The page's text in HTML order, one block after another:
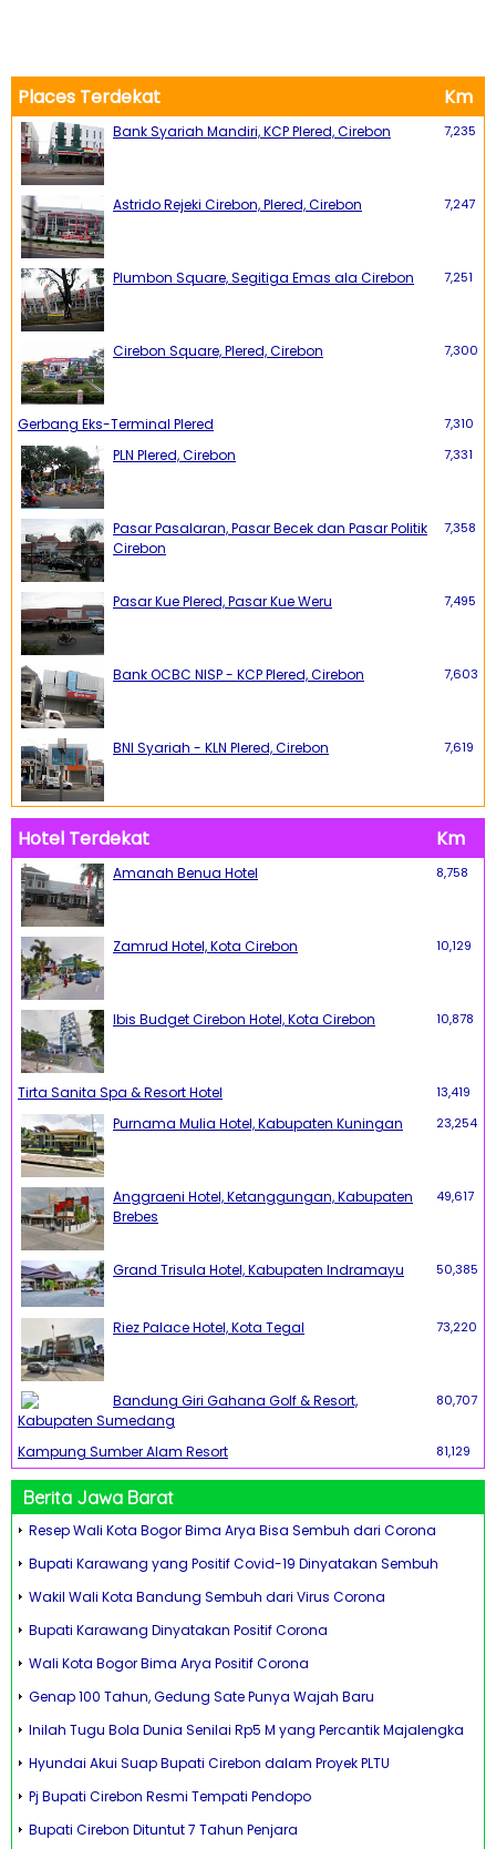
Places Terdekat Km
Bank Syariah Mandiri, KCP Plered, Cirebon 7,235
Astrido Rejeki Cirebon, Plered, Cirebon 7,247
Plumbon Square, Segitiga Emas ala Cirebon 7,251
Cirebon Square, Plered, Cirebon 7,300
Gerbang Eks-Terminal Plered 7,310
PLN Plered, Cirebon 7,331
Pasar Pasalaran, Pasar Becek dan Pasar Politik
Cirebon
7,358
Pasar Kue Plered, Pasar Kue Weru 7,495
Bank OCBC NISP - KCP Plered, Cirebon 7,603
BNI Syariah - KLN Plered, Cirebon 7,619
Hotel Terdekat Km
Amanah Benua Hotel 8,758
Zamrud Hotel, Kota Cirebon 10,129
Ibis Budget Cirebon Hotel, Kota Cirebon 10,878
Tirta Sanita Spa & Resort Hotel 13,419
Purnama Mulia Hotel, Kabupaten Kuningan 23,254
Anggraeni Hotel, Ketanggungan, Kabupaten
Brebes
49,617
Grand Trisula Hotel, Kabupaten Indramayu 50,385
Riez Palace Hotel, Kota Tegal 73,220
Bandung Giri Gahana Golf & Resort,
Kabupaten Sumedang
80,707
Kampung Sumber Alam Resort 81,129
Berita Jawa Barat
Resep Wali Kota Bogor Bima Arya Bisa Sembuh dari Corona
Bupati Karawang yang Positif Covid-19 Dinyatakan Sembuh
Wakil Wali Kota Bandung Sembuh dari Virus Corona
Bupati Karawang Dinyatakan Positif Corona
Wali Kota Bogor Bima Arya Positif Corona
Genap 100 Tahun, Gedung Sate Punya Wajah Baru
Inilah Tugu Bola Dunia Senilai Rp5 M yang Percantik Majalengka
Hyundai Akui Suap Bupati Cirebon dalam Proyek PLTU
Pj Bupati Cirebon Resmi Tempati Pendopo
Bupati Cirebon Dituntut 7 Tahun Penjara